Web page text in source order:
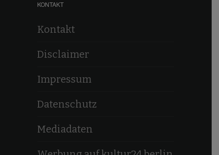
KONTAKT
Kontakt
Disclaimer
Impressum
Datenschutz
Mediadaten